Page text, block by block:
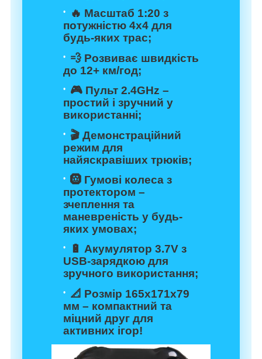
🔥 Масштаб 1:20 з
потужністю 4х4 для
будь-яких трас;
💨 Розвиває швидкість
до 12+ км/год;
🎮 Пульт 2.4GHz –
простий і зручний у
використанні;
🎬 Демонстраційний
режим для
найяскравіших трюків;
🛞 Гумові колеса з
протектором –
зчеплення та
маневреність у будь-
яких умовах;
🔋 Акумулятор 3.7V з
USB-зарядкою для
зручного використання;
📐 Розмір 165х171х79
мм – компактний та
міцний друг для
активних ігор!